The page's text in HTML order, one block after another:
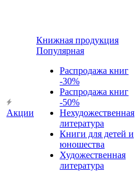
Акции
Книжная продукция
Популярная
Распродажа книг
-30%
Распродажа книг
-50%
Нехудожественная
литература
Книги для детей и
юношества
Художественная
литература